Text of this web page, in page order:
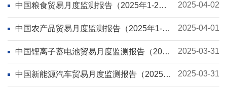
中国粮食贸易月度监测报告（2025年1-2
月）
2025-04-02
中国农产品贸易月度监测报告（2025年1-2
月）
2025-04-01
中国锂离子蓄电池贸易月度监测报告（2025
年1-2月）
2025-03-31
中国新能源汽车贸易月度监测报告（2025年
1-2月）
2025-03-31